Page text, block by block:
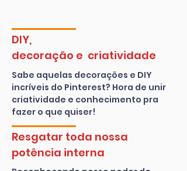
DIY,
decoração e criatividade
Sabe aquelas decorações e DIY
incríveis do Pinterest? Hora de unir
criatividade e conhecimento pra
fazer o que quiser!
Resgatar toda nossa
potência interna